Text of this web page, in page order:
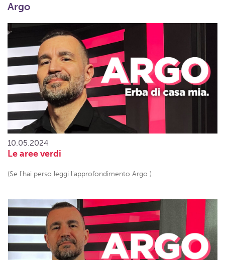
Argo
10.05.2024
Le aree verdi
(Se l'hai perso leggi l'approfondimento Argo )